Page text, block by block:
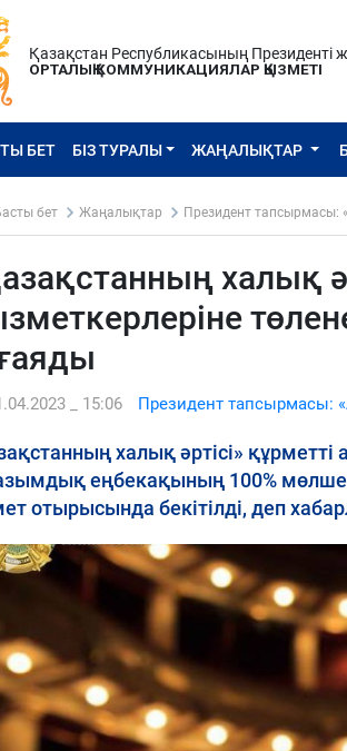
Қазақстан Республикасының Президенті
ОРТАЛЫҚ КОММУНИКАЦИЯЛАР ҚЫЗМЕТІ
БЕТ БІЗ ТУРАЛЫ ЖАҢАЛЫҚТАР
бет Жаңалықтар Президент
халық
_ 15:06 Президент тапсырмасы:
халық әртісі»
еңбекақының 100%
отырысында бекітілді, деп